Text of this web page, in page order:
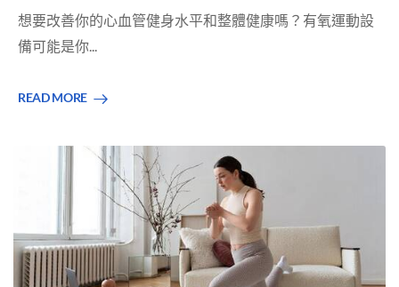
想要改善你的心血管健身水平和整體健康嗎？有氧運動設
備可能是你...
READ MORE